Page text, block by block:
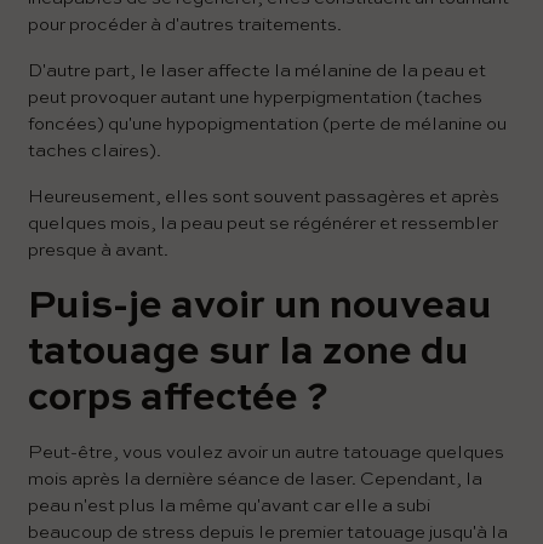
pour procéder à d'autres traitements.
D'autre part, le laser affecte la mélanine de la peau et
peut provoquer autant une hyperpigmentation (taches
foncées) qu'une hypopigmentation (perte de mélanine ou
taches claires).
Heureusement, elles sont souvent passagères et après
quelques mois, la peau peut se régénérer et ressembler
presque à avant.
Puis-je avoir un nouveau
tatouage sur la zone du
corps affectée ?
Peut-être, vous voulez avoir un autre tatouage quelques
mois après la dernière séance de laser. Cependant, la
peau n'est plus la même qu'avant car elle a subi
beaucoup de stress depuis le premier tatouage jusqu'à la